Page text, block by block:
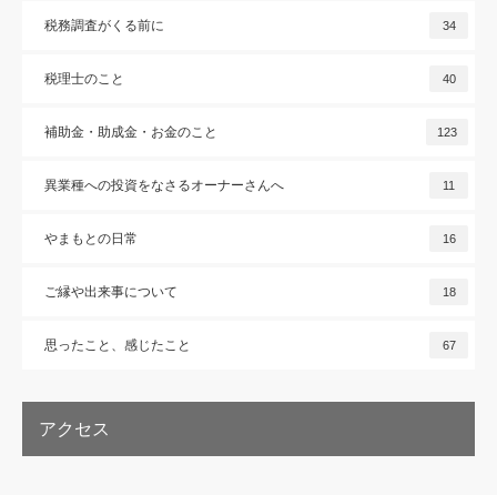
税務調査がくる前に 34
税理士のこと 40
補助金・助成金・お金のこと 123
異業種への投資をなさるオーナーさんへ 11
やまもとの日常 16
ご縁や出来事について 18
思ったこと、感じたこと 67
アクセス